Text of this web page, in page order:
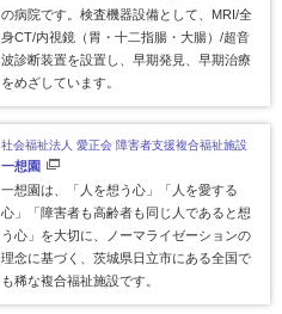
の病院です。検査機器設備として、MRI/全
身CT/内視鏡（胃・十二指腸・大腸）/超音
波診断装置を設置し、早期発見、早期治療
をめざしています。
社会福祉法人 愛正会 障害者支援複合福祉施設
一想園
一想園は、「人を想う心」「人を愛する
心」「障害者も高齢者も同じ人であると想
う心」を大切に、ノーマライゼーションの
理念に基づく、茨城県日立市にある全国で
も稀な複合福祉施設です。